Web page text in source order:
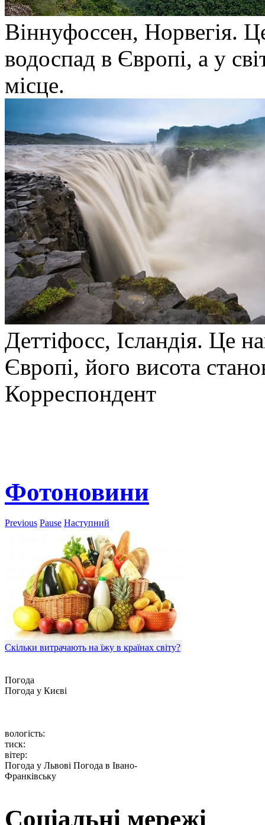
Віннуфоссен, Норвегія.
водоспад в Європі, а у
місце.
Деттіфосс, Ісландія. Це
Європі, його висота
Корреспондент
Фотоновини
Previous Pause Наступний
Скільки витрачають на їжу в країнах світу?
Погода
Погода у Києві
вологість:
тиск:
вітер:
Погода у Львові Погода в Івано-
Франківську
Соціальні мережі